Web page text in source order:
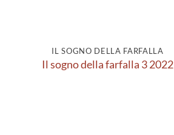
IL SOGNO DELLA FARFALLA
Il sogno della farfalla 3 2022